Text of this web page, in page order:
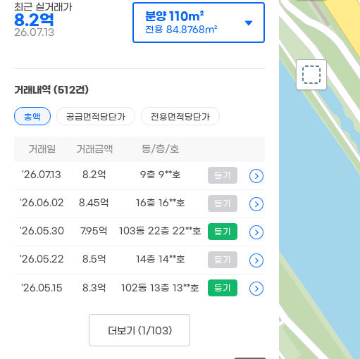
최근 실거래가
8.2억
26.07.13
분양110m²
전용 84.8768m²
거래내역 (512건)
총액 공급면적당단가 전용면적당단가
거래일 거래금액 동/층/호
'26.07.13 8.2억 9층 9**호 등기
'26.06.02 8.45억 16층 16**호 등기
'26.05.30 7.95억 103동 22층 22**호 등기
'26.05.22 8.5억 14층 14**호 등기
'26.05.15 8.3억 102동 13층 13**호 등기
더보기 (1/103)